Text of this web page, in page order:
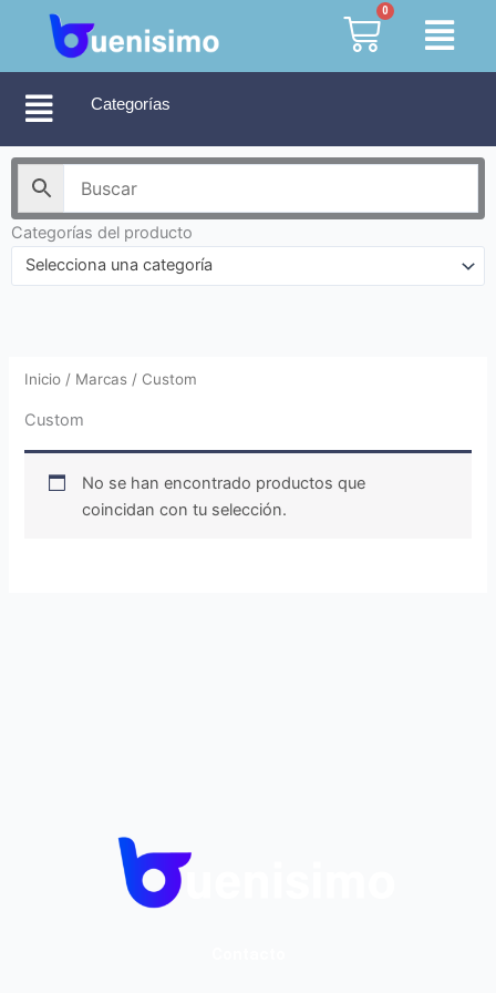
contenido
0
Cart
Categorías
Categorías del producto
Selecciona una categoría
Inicio / Marcas / Custom
Custom
No se han encontrado productos que
coincidan con tu selección.